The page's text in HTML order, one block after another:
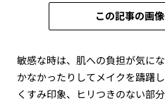
この記事の画
敏感な時は、肌への負担が気に
かなかったりしてメイクを躊躇
くすみ印象、ヒリつきのない部